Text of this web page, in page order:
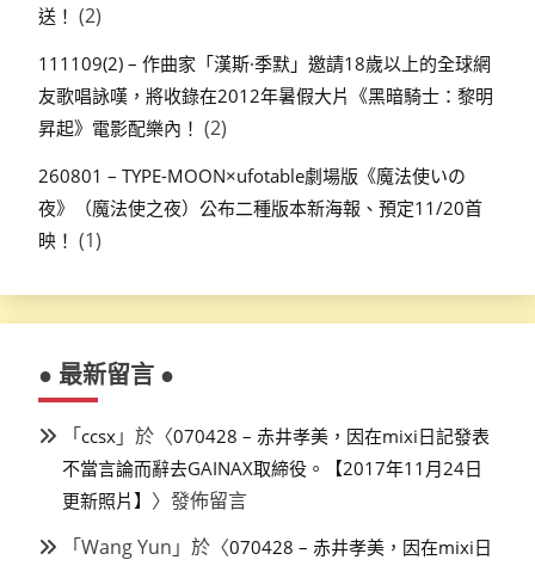
送！ (2)
111109(2) – 作曲家「漢斯·季默」邀請18歲以上的全球網
友歌唱詠嘆，將收錄在2012年暑假大片《黑暗騎士：黎明
昇起》電影配樂內！ (2)
260801 – TYPE-MOON×ufotable劇場版《魔法使いの
夜》（魔法使之夜）公布二種版本新海報、預定11/20首
映！ (1)
● 最新留言 ●
「ccsx 」於〈070428 – 赤井孝美，因在mixi日記發表
不當言論而辭去GAINAX取締役。【2017年11月24日
更新照片】 〉發佈留言
「Wang Yun 」於〈070428 – 赤井孝美，因在mixi日